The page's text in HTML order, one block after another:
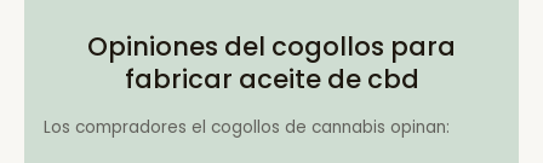
Opiniones del cogollos para
fabricar aceite de cbd
Los compradores el cogollos de cannabis opinan: